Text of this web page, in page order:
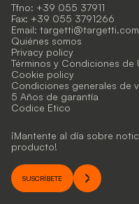
Tfno: +39 055 37911
Fax: +39 055 3791266
Email: targetti@targetti.com
Quiénes somos
Privacy policy
Términos y Condiciones de
Cookie policy
Condiciones generales de
5 Años de garantía
Codice Etico
¡Mantente al día sobre
producto!
SUSCRÍBETE